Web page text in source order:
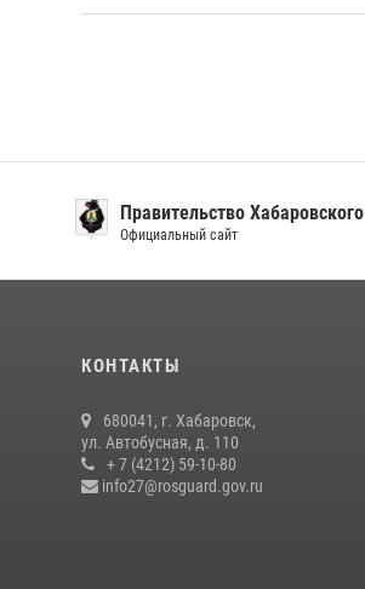
Правительство
Официальный сайт
КОНТАКТЫ
680041, г. Хабаровск,
ул. Автобусная, д. 110
+ 7 (4212) 59-10-80
info27@rosguard.gov.ru